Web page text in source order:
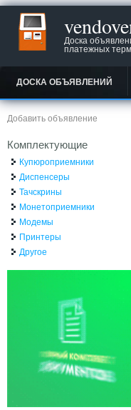
Доска
платежных
ДОСКА ОБЪЯВЛЕНИЙ
Добавить объявление
Комплектующие
Купюроприемники
Диспенсеры
Тачскрины
Монетоприемники
Модемы
Принтеры
Другое